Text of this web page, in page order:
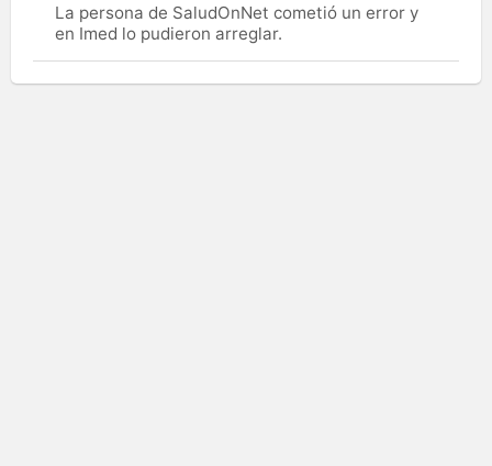
La persona de SaludOnNet cometió un error y
en Imed lo pudieron arreglar.